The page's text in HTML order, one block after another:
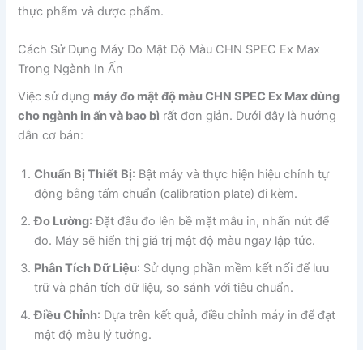
thực phẩm và dược phẩm.
Cách Sử Dụng Máy Đo Mật Độ Màu CHN SPEC Ex Max
Trong Ngành In Ấn
Việc sử dụng máy đo mật độ màu CHN SPEC Ex Max dùng
cho ngành in ấn và bao bì rất đơn giản. Dưới đây là hướng
dẫn cơ bản:
Chuẩn Bị Thiết Bị: Bật máy và thực hiện hiệu chỉnh tự
động bằng tấm chuẩn (calibration plate) đi kèm.
Đo Lường: Đặt đầu đo lên bề mặt mẫu in, nhấn nút để
đo. Máy sẽ hiển thị giá trị mật độ màu ngay lập tức.
Phân Tích Dữ Liệu: Sử dụng phần mềm kết nối để lưu
trữ và phân tích dữ liệu, so sánh với tiêu chuẩn.
Điều Chỉnh: Dựa trên kết quả, điều chỉnh máy in để đạt
mật độ màu lý tưởng.